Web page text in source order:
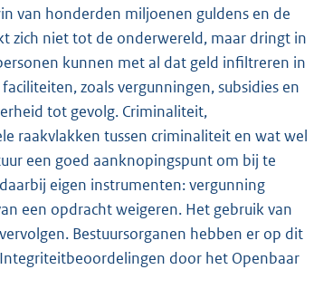
van honderden miljoenen guldens en de
zich niet tot de onderwereld, maar dringt in
kunnen met al dat geld infiltreren in
zoals vergunningen, subsidies en
tot gevolg. Criminaliteit,
raakvlakken tussen criminaliteit en wat wel
een goed aanknopingspunt om bij te
eigen instrumenten: vergunning
een opdracht weigeren. Het gebruik van
Bestuursorganen hebben er op dit
door het Openbaar